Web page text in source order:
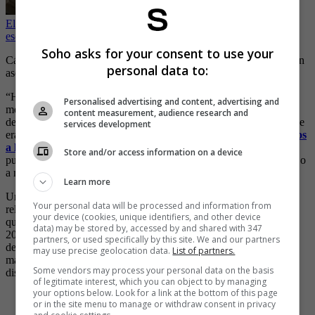
El último deseo que tenía Luis Alfredo Garavito y que dejó por
escrito
Cámaras de seguridad del edificio registraron a la pareja de la joven
asesinada huir del sitio con un arma de fuego.
“Ha sido una noticia fuerte para nosotros como familia. Es un
mensaje para que las jóvenes que están en esta situación se cuiden
de sus parejas, ellos llevaban un año viviendo juntos. Sabíamos que
era controlador y celoso. En ese momento se dio a la fuga.
Pedimos
a las autoridades de Chile y Bolivia que nos ayuden
puede quedar impune, es un feminicidio. Que no sea otra más”, dijo
a medios la tía de la joven, Ana Cecilia Bravo.
Una portavoz de la Brigada de Homicidios, Macarena Sepúlveda,
relató a medios locales que:“al llegar al lugar se pudo corroborar
que corresponde a una ciudadana de nacionalidad colombiana, de
20 años, y que residía hace unos meses en el edificio en compañía
de su pareja, con quien sostiene una discusión en horas de la
madrugada, en un espacio común del edificio. Producto de esto, le
disparan con un arma de fuego en varias ocasiones”.
-Ella era Karen Xiomara Gómez, la joven colombiana
asesinada en Chile al parecer por su novio
Soho asks for your consent to use your
personal data to:
Personalised advertising and content, advertising and
content measurement, audience research and
services development
Store and/or access information on a device
Learn more
Your personal data will be processed and information from
your device (cookies, unique identifiers, and other device
data) may be stored by, accessed by and shared with 347
partners, or used specifically by this site. We and our partners
may use precise geolocation data. List of partners.
Some vendors may process your personal data on the basis
of legitimate interest, which you can object to by managing
your options below. Look for a link at the bottom of this page
or in the site menu to manage or withdraw consent in privacy